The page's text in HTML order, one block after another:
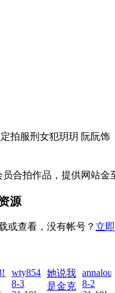
定拍服刑女犯玥玥 阮阮饰
合拍作品，提供网站金
源
或查看，没有帐号？ 立
wty854414!zai!2026-
8-3
她说我
是金克 8-2